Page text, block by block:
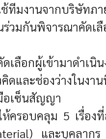
ช้ทีมงานจากบริษัท
วมกันพิจารณาคัด
ลือกผู้เข้ามาดำเนิ
และช่องว่างในง
อเซ็นสัญญา
ครอบคลุม 5 เรื่อ
และบุคลากร